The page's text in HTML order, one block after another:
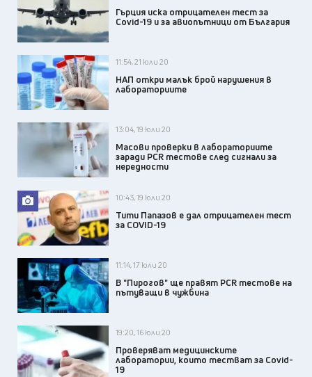
Гърция иска отрицателен тест за
Covid-19 и за авиопътници от България
11:54, 21 юли 20
НАП откри малък брой нарушения в
лабораториите
13:04, 19 юли 20
Масови проверки в лабораториите
заради PCR тестове след сигнали за
нередности
10:43, 19 юли 20
Тити Папазов e дал отрицателен тест
за COVID-19
11:14, 17 юли 20
В "Пирогов" ще правят PCR тестове на
пътуващи в чужбина
19:20, 16 юли 20
Проверяват медицинските
лаборатории, които тестват за Covid-
19